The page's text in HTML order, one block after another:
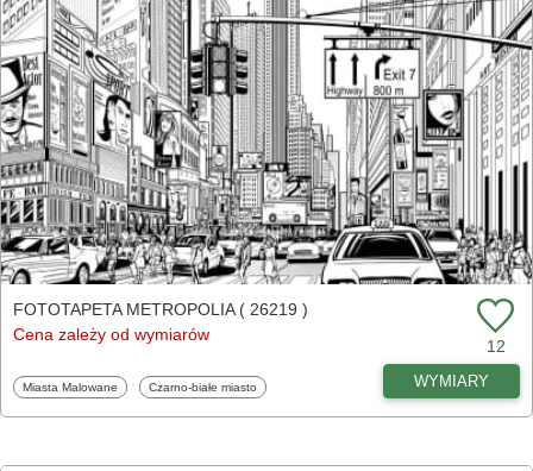
FOTOTAPETA METROPOLIA ( 26219 )
Cena zależy od wymiarów
12
Fototapety
Miasta Malowane Fototapety
Czarno-białe miasto WYMIARY